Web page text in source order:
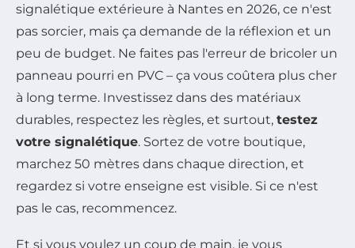
signalétique extérieure à Nantes en 2026, ce n'est
pas sorcier, mais ça demande de la réflexion et un
peu de budget. Ne faites pas l'erreur de bricoler un
panneau pourri en PVC – ça vous coûtera plus cher
à long terme. Investissez dans des matériaux
durables, respectez les règles, et surtout, testez
votre signalétique. Sortez de votre boutique,
marchez 50 mètres dans chaque direction, et
regardez si votre enseigne est visible. Si ce n'est
pas le cas, recommencez.
Et si vous voulez un coup de main, je vous